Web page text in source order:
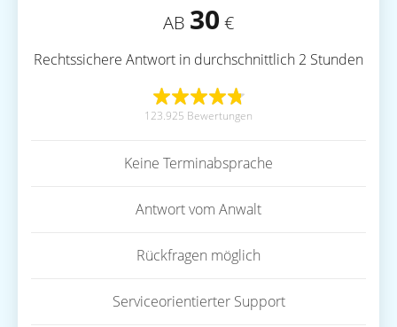
AB 30 €
Rechtssichere Antwort in durchschnittlich 2 Stunden
123.925 Bewertungen
Keine Terminabsprache
Antwort vom Anwalt
Rückfragen möglich
Serviceorientierter Support